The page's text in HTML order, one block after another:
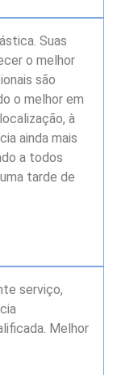
Suas
o melhor
são
o melhor em
à
ainda mais
a todos
tarde de
serviço,
Melhor